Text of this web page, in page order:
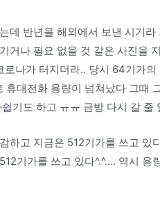
데 반년을 해외에서 보낸 시기
거나 필요 없을 것 같은 사진을
나가 터지더라.. 당시 64기가
대전화 용량이 넘쳐났다 그때
기도 하고 ㅠㅠ 금방 다시 갈 줄
하고 지금은 512기가를 쓰고 있
기가를 쓰고 있다^.^…. 역시 용